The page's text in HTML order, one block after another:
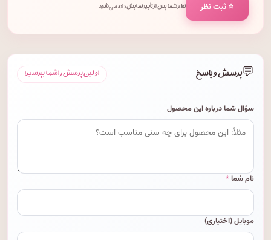
⭐ ثبت نظر نظر شما پس از تأیید نمایش داده می‌شود.
💬پرسش و پاسخ اولین پرسش را شما بپرسید!
سؤال شما درباره این محصول
نام شما*
موبایل (اختیاری)